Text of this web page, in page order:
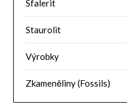
Sfalerit
Staurolit
Výrobky
Zkameněliny (Fossils)